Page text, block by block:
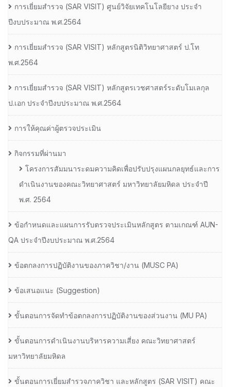
การเยี่ยมสํารวจ (SAR VISIT) ศูนย์วิจัยเทคโนโลยียาง ประจํา
ปีงบประมาณ พ.ศ.2564
การเยี่ยมสํารวจ (SAR VISIT) หลักสูตรนิติวิทยาศาสตร์ ป.โท
พ.ศ.2564
การเยี่ยมสํารวจ (SAR VISIT) หลักสูตรเวชศาสตร์ระดับโมเลกุล
ป.เอก ประจําปีงบประมาณ พ.ศ.2564
การให้คุณค่าผู้ตรวจประเมิน
กิจกรรมที่ผ่านมา
โครงการสัมมนาระดมความคิดเพื่อปรับปรุงแผนกลยุทธ์และการ
ดำเนินงานของคณะวิทยาศาสตร์ มหาวิทยาลัยมหิดล ประจำปี
พ.ศ. 2564
ข้อกำหนดและแผนการรับตรวจประเมินหลักสูตร ตามเกณฑ์ AUN-
QA ประจำปีงบประมาณ พ.ศ.2564
ข้อตกลงการปฏิบัติงานของภาควิชา/งาน (MUSC PA)
ข้อเสนอแนะ (Suggestion)
ขั้นตอนการจัดทำข้อตกลงการปฏิบัติงานของส่วนงาน (MU PA)
ขั้นตอนการดำเนินงานบริหารความเสี่ยง คณะวิทยาศาสตร์
มหาวิทยาลัยมหิดล
ขั้นตอนการเยี่ยมสำรวจภาควิชา และหลักสูตร (SAR VISIT) คณะ